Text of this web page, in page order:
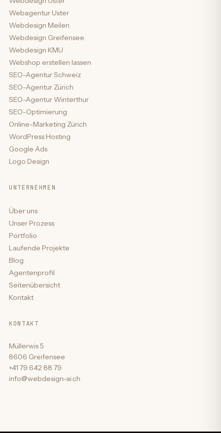
Webagentur Uster
Webdesign Meilen
Webdesign Greifensee
Webdesign KMU
Webshop erstellen lassen
SEO-Agentur Schweiz
SEO-Agentur Zürich
SEO-Agentur Winterthur
SEO-Optimierung
Online-Marketing Zürich
WordPress Hosting
Google Ads
Logo Design
UNTERNEHMEN
Über uns
Unser Prozess
Portfolio
Laufende Projekte
Blog
Agentenprofil
Seitenübersicht
Kontakt
KONTAKT
Müllerwis 5
8606 Greifensee
+41 79 642 88 79
info@webdesign-ai.ch